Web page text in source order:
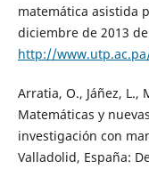
matemática asistida
diciembre de 2013 de
http://
Arratia, O., Jáñez, L.,
Matemáticas y
investigación con
Valladolid, España: